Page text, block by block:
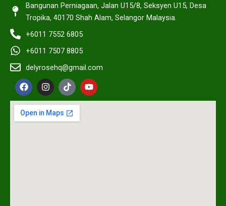
Bangunan Perniagaan, Jalan U15/8, Seksyen U15, Desa
Tropika, 40170 Shah Alam, Selangor Malaysia.
+6011 7552 6805
+6011 7507 8805
delyrosehq@gmail.com
F
a
c
e
b
o
I
n
s
t
a
g
T
i
k
t
o
k
Y
o
u